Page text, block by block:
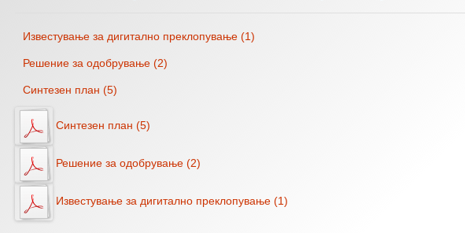
Известување за дигитално преклопување (1)
Решение за одобрување (2)
Синтезен план (5)
Синтезен план (5)
Решение за одобрување (2)
Известување за дигитално преклопување (1)